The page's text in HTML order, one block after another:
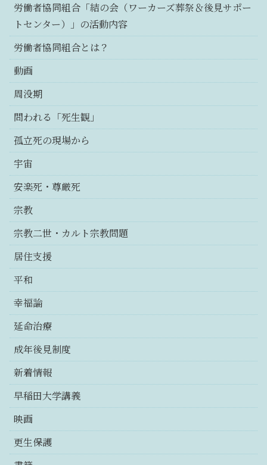
労働者協同組合「結の会（ワーカーズ葬祭＆後見サポー
トセンター）」の活動内容
労働者協同組合とは？
動画
周没期
問われる「死生観」
孤立死の現場から
宇宙
安楽死・尊厳死
宗教
宗教二世・カルト宗教問題
居住支援
平和
幸福論
延命治療
成年後見制度
新着情報
早稲田大学講義
映画
更生保護